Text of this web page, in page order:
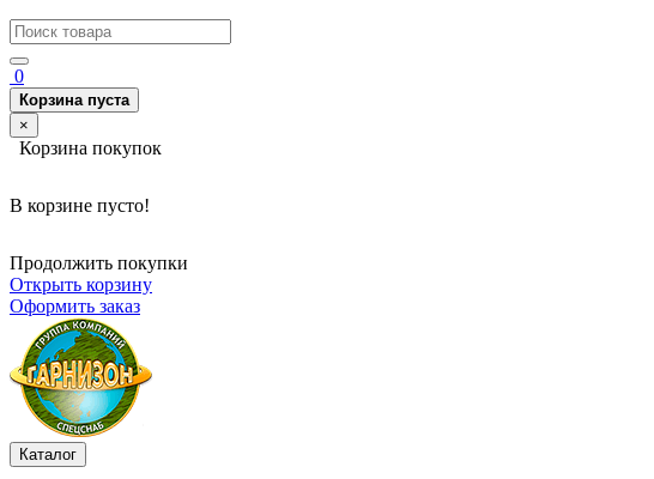
0
Корзина пуста
×
Корзина покупок
В корзине пусто!
Продолжить покупки
Открыть корзину
Оформить заказ
Каталог